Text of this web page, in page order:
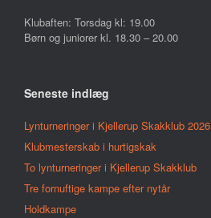
Klubaften: Torsdag kl: 19.00
Børn og juniorer kl. 18.30 – 20.00
Seneste indlæg
Lynturneringer i Kjellerup Skakklub 2026
Klubmesterskab i hurtigskak
To lynturneringer i Kjellerup Skakklub
Tre fornuftige kampe efter nytår
Holdkampe